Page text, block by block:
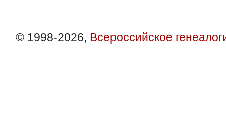
© 1998-2026, Всероссийское